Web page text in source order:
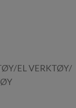
/EL VERKTØY/